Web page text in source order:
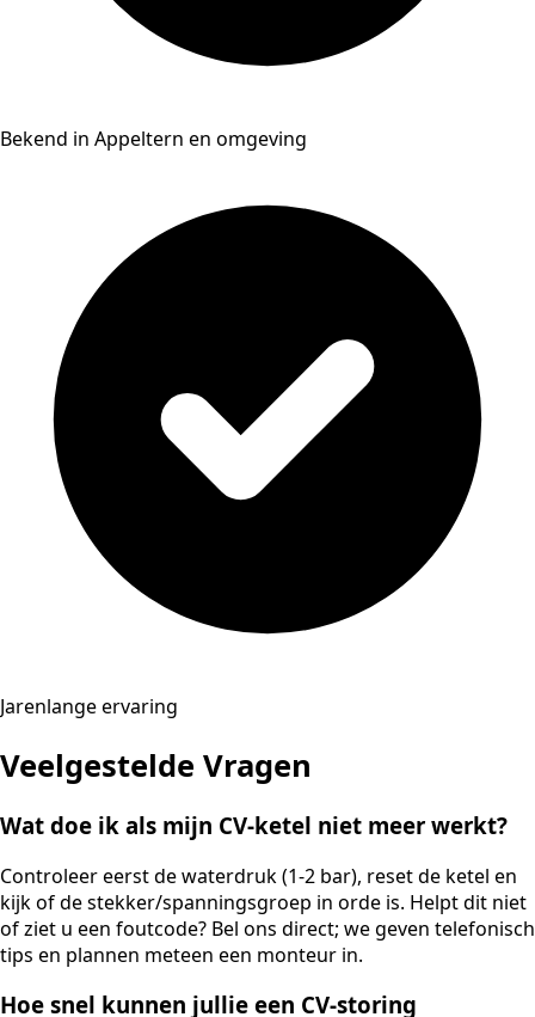
Bekend in Appeltern en omgeving
Jarenlange ervaring
Veelgestelde Vragen
Wat doe ik als mijn CV-ketel niet meer werkt?
Controleer eerst de waterdruk (1-2 bar), reset de ketel en
kijk of de stekker/spanningsgroep in orde is. Helpt dit niet
of ziet u een foutcode? Bel ons direct; we geven telefonisch
tips en plannen meteen een monteur in.
Hoe snel kunnen jullie een CV-storing